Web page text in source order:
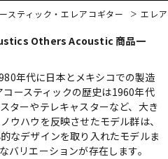
アコギ/エレアコ
ウクレレ
スティック・エレアコギター エレ
Others Acoustic 商品一
年代に日本とメキシコでの製造
ースティックの歴史は1960年代
ターやテレキャスターなど、大き
ウハウを反映させたモデル群は、
なデザインを取り入れたモデルま
バリエーションが存在します。